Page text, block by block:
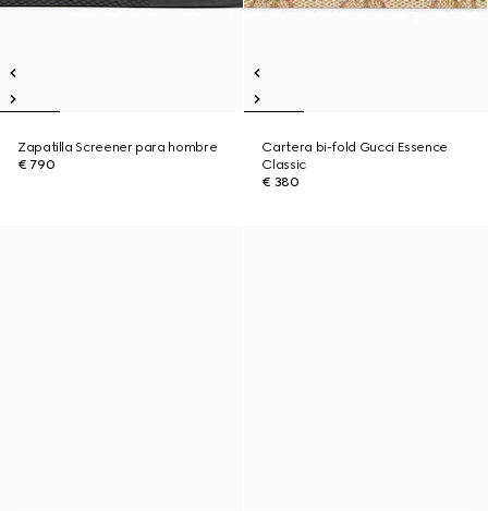
Zapatilla Screener para hombre
€ 790
Cartera bi-fold Gucci Essence
Classic
€ 380